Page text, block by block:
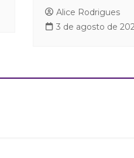
Alice Rodrigues
3 de agosto de